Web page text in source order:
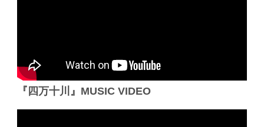
『四万十川』MUSIC VIDEO